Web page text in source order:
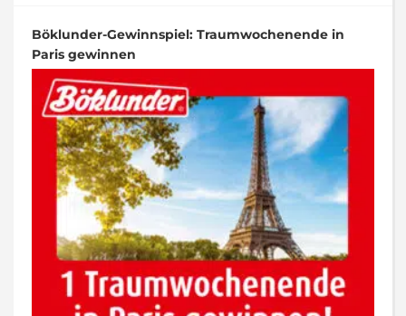
Böklunder-Gewinnspiel: Traumwochenende in
Paris gewinnen